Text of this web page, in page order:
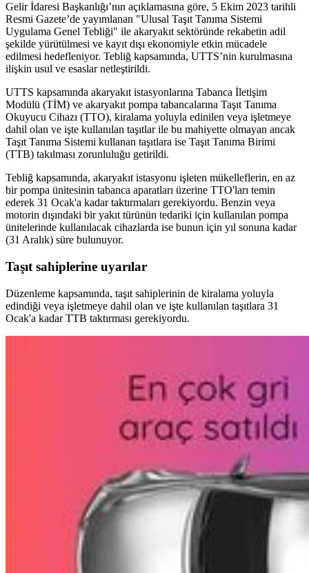
Gelir İdaresi Başkanlığı’nın açıklamasına göre, 5 Ekim 2023 tarihli
Resmi Gazete’de yayımlanan "Ulusal Taşıt Tanıma Sistemi
Uygulama Genel Tebliği" ile akaryakıt sektöründe rekabetin adil
şekilde yürütülmesi ve kayıt dışı ekonomiyle etkin mücadele
edilmesi hedefleniyor. Tebliğ kapsamında, UTTS’nin kurulmasına
ilişkin usul ve esaslar netleştirildi.
UTTS kapsamında akaryakıt istasyonlarına Tabanca İletişim
Modülü (TİM) ve akaryakıt pompa tabancalarına Taşıt Tanıma
Okuyucu Cihazı (TTO), kiralama yoluyla edinilen veya işletmeye
dahil olan ve işte kullanılan taşıtlar ile bu mahiyette olmayan ancak
Taşıt Tanıma Sistemi kullanan taşıtlara ise Taşıt Tanıma Birimi
(TTB) takılması zorunluluğu getirildi.
Tebliğ kapsamında, akaryakıt istasyonu işleten mükelleflerin, en az
bir pompa ünitesinin tabanca aparatları üzerine TTO'ları temin
ederek 31 Ocak'a kadar taktırmaları gerekiyordu. Benzin veya
motorin dışındaki bir yakıt türünün tedariki için kullanılan pompa
ünitelerinde kullanılacak cihazlarda ise bunun için yıl sonuna kadar
(31 Aralık) süre bulunuyor.
Taşıt sahiplerine uyarılar
Düzenleme kapsamında, taşıt sahiplerinin de kiralama yoluyla
edindiği veya işletmeye dahil olan ve işte kullanılan taşıtlara 31
Ocak'a kadar TTB taktırması gerekiyordu.